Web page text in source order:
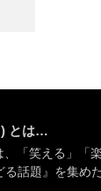
) とは…
「笑える」「
る話題』を集め